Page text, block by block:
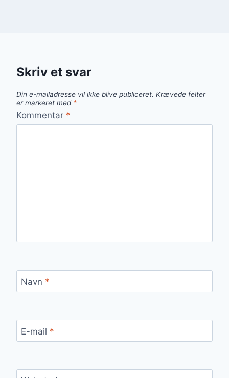
Skriv et svar
Din e-mailadresse vil ikke blive publiceret. Krævede felter
er markeret med *
Kommentar *
Navn *
E-mail *